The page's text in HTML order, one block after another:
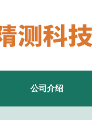
公司介绍